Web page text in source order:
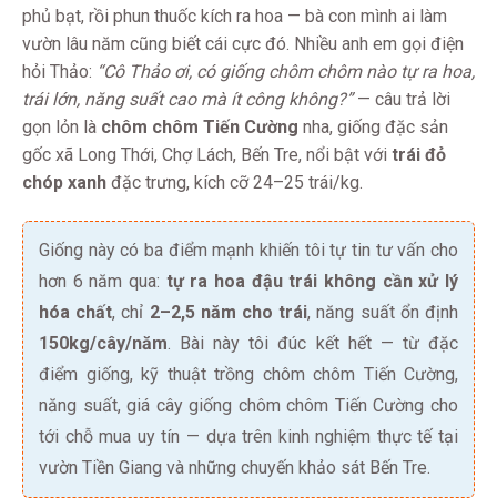
phủ bạt, rồi phun thuốc kích ra hoa — bà con mình ai làm
vườn lâu năm cũng biết cái cực đó. Nhiều anh em gọi điện
hỏi Thảo: “Cô Thảo ơi, có giống chôm chôm nào tự ra hoa,
trái lớn, năng suất cao mà ít công không?”— câu trả lời
gọn lỏn là chôm chôm Tiến Cường nha, giống đặc sản
gốc xã Long Thới, Chợ Lách, Bến Tre, nổi bật với trái đỏ
chóp xanh đặc trưng, kích cỡ 24–25 trái/kg.
Giống này có ba điểm mạnh khiến tôi tự tin tư vấn cho
hơn 6 năm qua: tự ra hoa đậu trái không cần xử lý
hóa chất, chỉ 2–2,5 năm cho trái, năng suất ổn định
150kg/cây/năm. Bài này tôi đúc kết hết — từ đặc
điểm giống, kỹ thuật trồng chôm chôm Tiến Cường,
năng suất, giá cây giống chôm chôm Tiến Cường cho
tới chỗ mua uy tín — dựa trên kinh nghiệm thực tế tại
vườn Tiền Giang và những chuyến khảo sát Bến Tre.